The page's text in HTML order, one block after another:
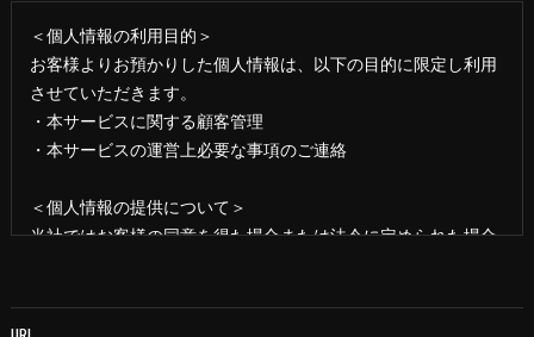
＜個人情報の利用目的＞
お客様よりお預かりした個人情報は、以下の目的に限定し利用
させていただきます。
・本サービスに関する顧客管理
・本サービスの運営上必要な事項のご連絡
＜個人情報の提供について＞
当社ではお客様の同意を得た場合または法令に定められた場合